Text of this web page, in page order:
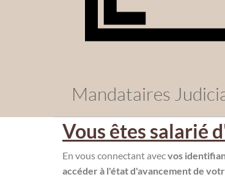
Mandataires
Vous êtes salarié
En vous connectant avecvos
accéder à l'état d'avancement de